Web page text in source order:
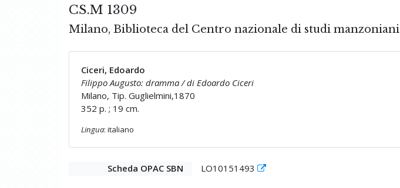
CS.M 1309
Milano, Biblioteca del Centro nazionale di studi manzoniani
Ciceri, Edoardo
Filippo Augusto: dramma / di Edoardo Ciceri
Milano, Tip. Guglielmini,1870
352 p. ; 19 cm.
Lingua: italiano
Scheda OPAC SBN LO10151493